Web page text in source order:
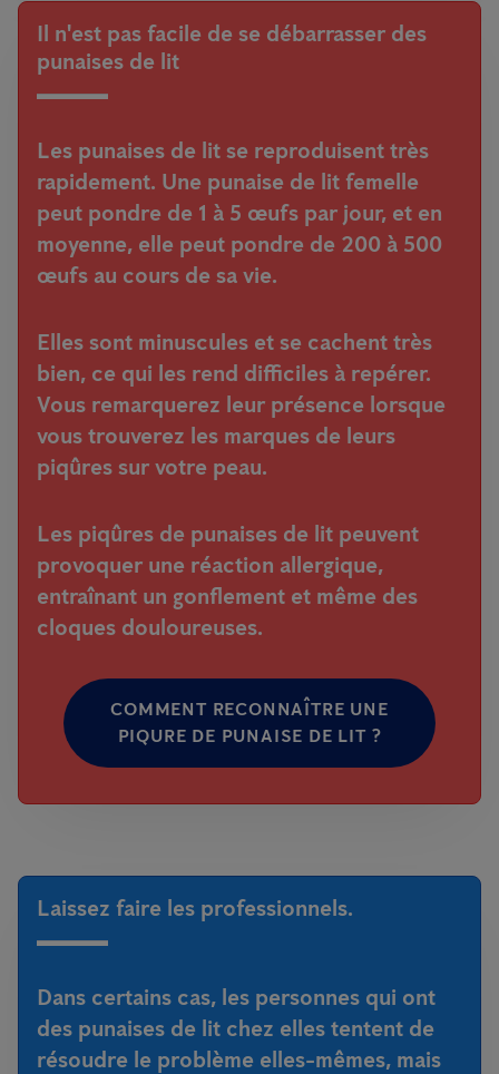
Il n'est pas facile de se débarrasser des
punaises de lit
Les punaises de lit se reproduisent très
rapidement. Une punaise de lit femelle
peut pondre de 1 à 5 œufs par jour, et en
moyenne, elle peut pondre de 200 à 500
œufs au cours de sa vie.
Elles sont minuscules et se cachent très
bien, ce qui les rend difficiles à repérer.
Vous remarquerez leur présence lorsque
vous trouverez les marques de leurs
piqûres sur votre peau.
Les piqûres de punaises de lit peuvent
provoquer une réaction allergique,
entraînant un gonflement et même des
cloques douloureuses.
COMMENT RECONNAÎTRE UNE
PIQURE DE PUNAISE DE LIT ?
Laissez faire les professionnels.
Dans certains cas, les personnes qui ont
des punaises de lit chez elles tentent de
résoudre le problème elles-mêmes, mais